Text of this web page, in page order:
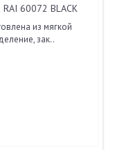
60072 BLACK
из мягкой
зак..